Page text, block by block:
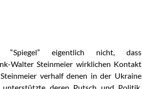
eigentlich nicht, dass
Walter Steinmeier wirklichen Kontakt
verhalf denen in der Ukraine